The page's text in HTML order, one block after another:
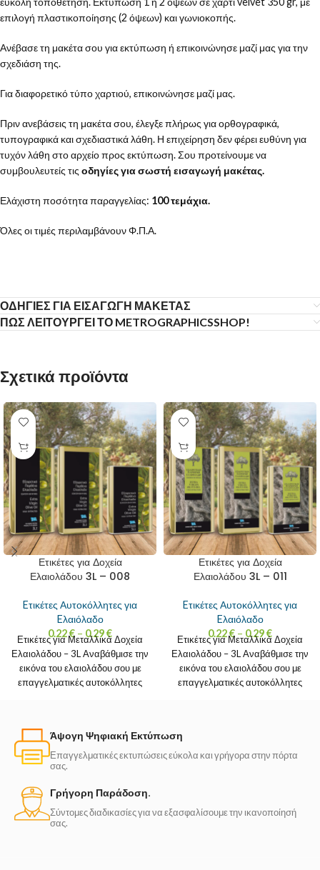
επιλογή πλαστικοποίησης (2 όψεων) και γωνιοκοπής.
Ανέβασε τη μακέτα σου για εκτύπωση ή επικοινώνησε μαζί μας για την
σχεδιάση της.
Για διαφορετικό τύπο χαρτιού, επικοινώνησε μαζί μας.
Πριν ανεβάσεις τη μακέτα σου, έλεγξε πλήρως για ορθογραφικά,
τυπογραφικά και σχεδιαστικά λάθη. Η επιχείρηση δεν φέρει ευθύνη για
τυχόν λάθη στο αρχείο προς εκτύπωση. Σου προτείνουμε να
συμβουλευτείς τις οδηγίες για σωστή εισαγωγή μακέτας.
Ελάχιστη ποσότητα παραγγελίας: 100 τεμάχια.
Όλες οι τιμές περιλαμβάνουν Φ.Π.Α.
ΟΔΗΓΙΕΣ ΓΙΑ ΕΙΣΑΓΩΓΗ ΜΑΚΕΤΑΣ
ΠΩΣ ΛΕΙΤΟΥΡΓΕΙ ΤΟ METROGRAPHICSSHOP!
Σχετικά προϊόντα
Ετικέτες για Δοχεία
Ελαιολάδου 3L – 008
Eτικέτες Αυτοκόλλητες για
Eλαιόλαδο
0.22€ – 0.29€
Ετικέτες για Μεταλλικά Δοχεία
Ελαιολάδου – 3L Αναβάθμισε την
εικόνα του ελαιολάδου σου με
επαγγελματικές αυτοκόλλητες
Ετικέτες για Δοχεία
Ελαιολάδου 3L – 011
Eτικέτες Αυτοκόλλητες για
Eλαιόλαδο
0.22€ – 0.29€
Ετικέτες για Μεταλλικά Δοχεία
Ελαιολάδου – 3L Αναβάθμισε την
εικόνα του ελαιολάδου σου με
επαγγελματικές αυτοκόλλητες
Άψογη Ψηφιακή Εκτύπωση
Επαγγελματικές εκτυπώσεις εύκολα και γρήγορα στην πόρτα
σας.
Γρήγορη Παράδοση.
Σύντομες διαδικασίες για να εξασφαλίσουμε την ικανοποίησή
σας.